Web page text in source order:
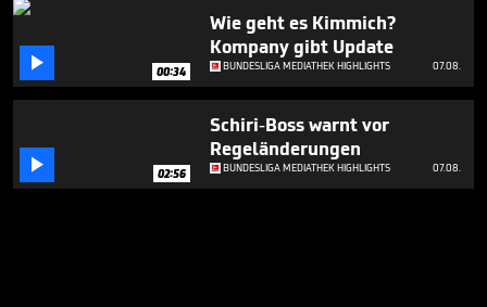
 00:34
Wie geht es Kimmich?
Kompany gibt Update
BUNDESLIGA MEDIATHEK HIGHLIGHTS 07.08.
 02:56
Schiri-Boss warnt vor
Regeländerungen
BUNDESLIGA MEDIATHEK HIGHLIGHTS 07.08.